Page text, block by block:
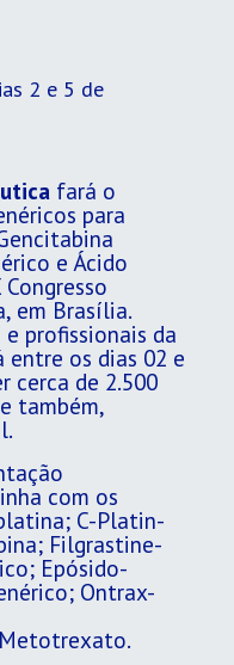
2 e 5 de
fará o
para
e Ácido
em Brasília.
profissionais da
os dias 02 e
cerca de 2.500
também,
com os
C-Platin-
Filgrastine-
Epósido-
Ontrax-